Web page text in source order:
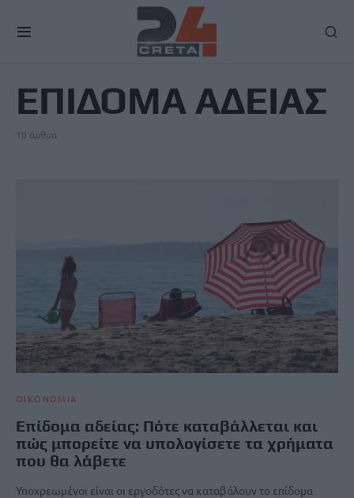
ΕΠΙΔΟΜΑ ΑΔΕΙΑΣ
10 άρθρα
ΟΙΚΟΝΟΜΙΑ
Επίδομα αδείας: Πότε καταβάλλεται και
πώς μπορείτε να υπολογίσετε τα χρήματα
που θα λάβετε
Υποχρεωμένοι είναι οι εργοδότες να καταβάλουν το επίδομα